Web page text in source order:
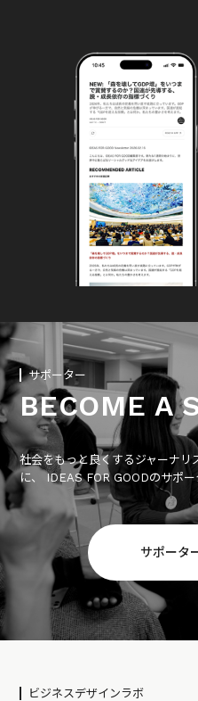
サポーター
BECOME A
社会をもっと良くするジャーナリ
に、 IDEAS FOR GOODのサポー
サポータ
ビジネスデザインラボ